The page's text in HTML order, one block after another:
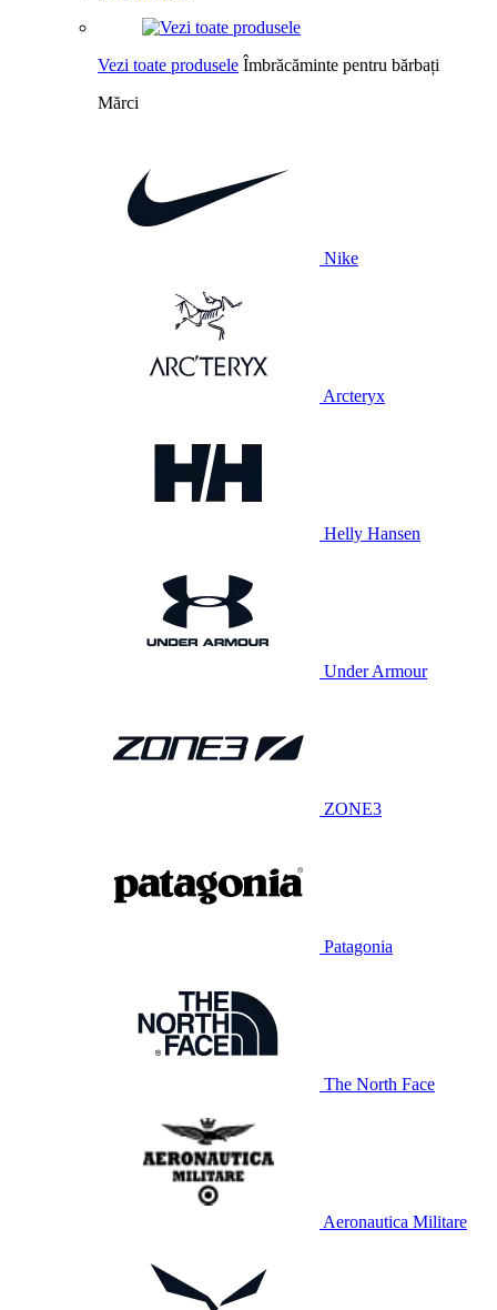
Vezi toate produsele Îmbrăcăminte pentru bărbați
Mărci
Nike
Arcteryx
Helly Hansen
Under Armour
ZONE3
Patagonia
The North Face
Aeronautica Militare